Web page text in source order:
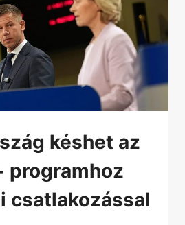
késhet az
programhoz
csatlakozással